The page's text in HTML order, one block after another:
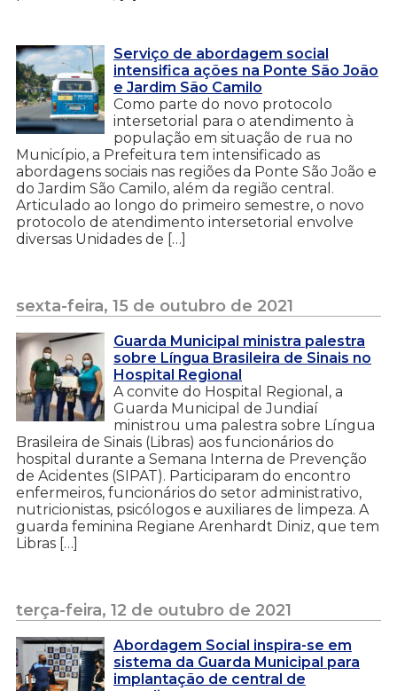
Serviço de abordagem social
intensifica ações na Ponte São João
e Jardim São Camilo
Como parte do novo protocolo
intersetorial para o atendimento à
população em situação de rua no
Município, a Prefeitura tem intensificado as
abordagens sociais nas regiões da Ponte São João e
do Jardim São Camilo, além da região central.
Articulado ao longo do primeiro semestre, o novo
protocolo de atendimento intersetorial envolve
diversas Unidades de […]
sexta-feira, 15 de outubro de 2021
Guarda Municipal ministra palestra
sobre Língua Brasileira de Sinais no
Hospital Regional
A convite do Hospital Regional, a
Guarda Municipal de Jundiaí
ministrou uma palestra sobre Língua
Brasileira de Sinais (Libras) aos funcionários do
hospital durante a Semana Interna de Prevenção
de Acidentes (SIPAT). Participaram do encontro
enfermeiros, funcionários do setor administrativo,
nutricionistas, psicólogos e auxiliares de limpeza. A
guarda feminina Regiane Arenhardt Diniz, que tem
Libras […]
terça-feira, 12 de outubro de 2021
Abordagem Social inspira-se em
sistema da Guarda Municipal para
implantação de central de